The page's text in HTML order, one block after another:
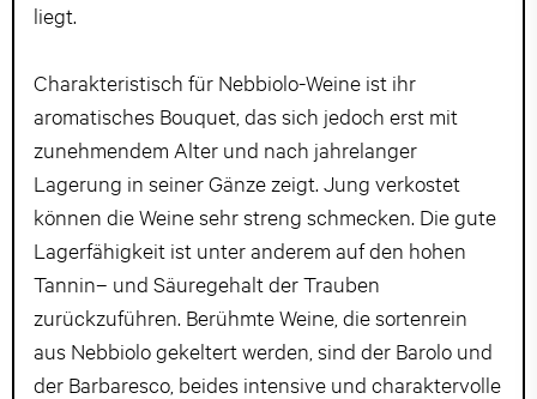
liegt.
Charakteristisch für Nebbiolo-Weine ist ihr
aromatisches Bouquet, das sich jedoch erst mit
zunehmendem Alter und nach jahrelanger
Lagerung in seiner Gänze zeigt. Jung verkostet
können die Weine sehr streng schmecken. Die gute
Lagerfähigkeit ist unter anderem auf den hohen
Tannin– und Säuregehalt der Trauben
zurückzuführen. Berühmte Weine, die sortenrein
aus Nebbiolo gekeltert werden, sind der Barolo und
der Barbaresco, beides intensive und charaktervolle